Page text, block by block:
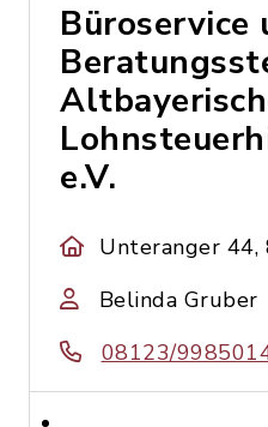
Büroservice
e.V.
Unteranger
Belinda Gruber
08123/